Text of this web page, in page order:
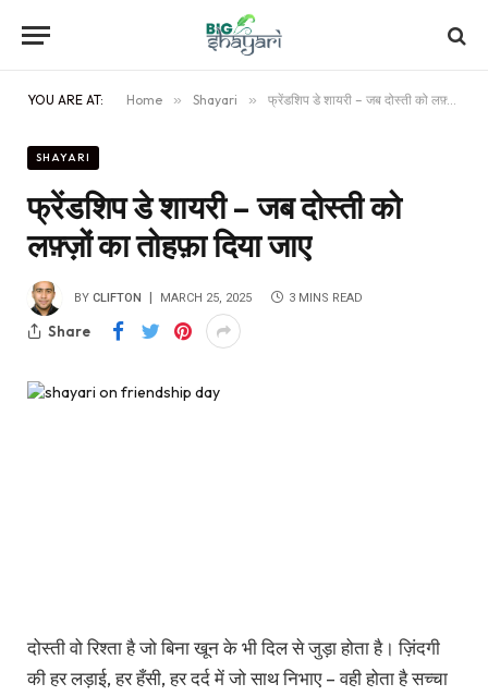
YOU ARE AT: Home » Shayari » फ्रेंडशिप डे शायरी – जब दोस्ती को लफ़्ज़ों का तोहफ़ा दिया जाए
SHAYARI
फ्रेंडशिप डे शायरी – जब दोस्ती को
लफ़्ज़ों का तोहफ़ा दिया जाए
BY CLIFTON MARCH 25, 2025 3 MINS READ
Share
दोस्ती वो रिश्ता है जो बिना खून के भी दिल से जुड़ा होता है। ज़िंदगी
की हर लड़ाई, हर हँसी, हर दर्द में जो साथ निभाए – वही होता है सच्चा